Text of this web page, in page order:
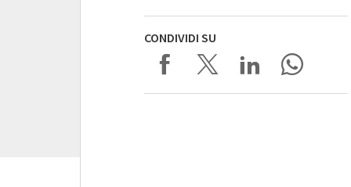
CONDIVIDI SU